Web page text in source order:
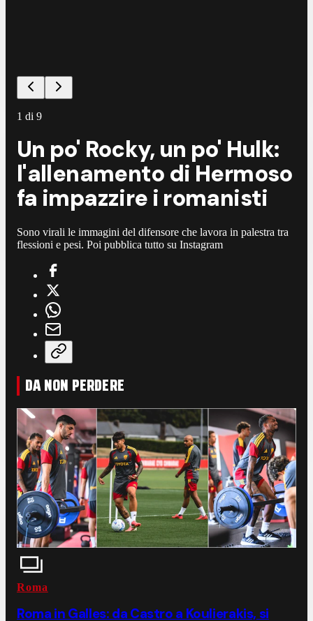
1 di 9
Un po' Rocky, un po' Hulk:
l'allenamento di Hermoso
fa impazzire i romanisti
Sono virali le immagini del difensore che lavora in palestra tra
flessioni e pesi. Poi pubblica tutto su Instagram
DA NON PERDERE
Roma
Roma in Galles: da Castro a Koulierakis, si